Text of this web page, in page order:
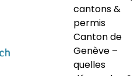
cantons &
permis
Canton de
Genève –
quelles